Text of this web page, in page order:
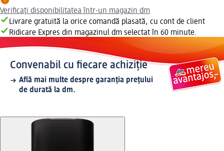
Verificați disponibilitatea într-un magazin dm
Livrare gratuită la orice comandă plasată, cu cont de client
Ridicare Expres din magazinul dm selectat în 60 minute.
Convenabil cu fiecare achiziție
Află mai multe despre garanția prețului
de durată la dm.